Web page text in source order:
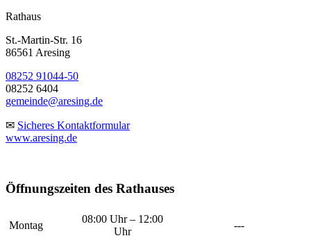
Rathaus
St.-Martin-Str. 16
86561 Aresing
08252 91044-50
08252 6404
gemeinde@aresing.de
✉ Sicheres Kontaktformular
www.aresing.de
Öffnungszeiten des Rathauses
Montag
08:00 Uhr – 12:00
Uhr
---